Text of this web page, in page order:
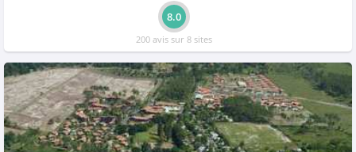
8.0
200 avis sur 8 sites